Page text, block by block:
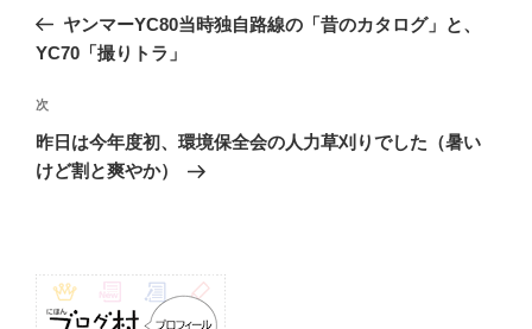
ナ
ゲ
ー
シ
の
投
ヤンマーYC80当時独自路線の「昔のカタログ」と、
YC70「撮りトラ」
次
の
投
次
昨日は今年度初、環境保全会の人力草刈りでした（暑い
けど割と爽やか）